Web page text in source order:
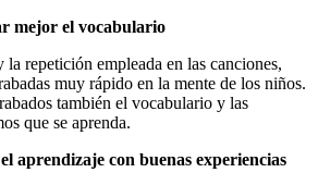
mejor el vocabulario
la repetición empleada en las canciones,
muy rápido en la mente de los niños.
también el vocabulario y las
que se aprenda.
aprendizaje con buenas experiencias